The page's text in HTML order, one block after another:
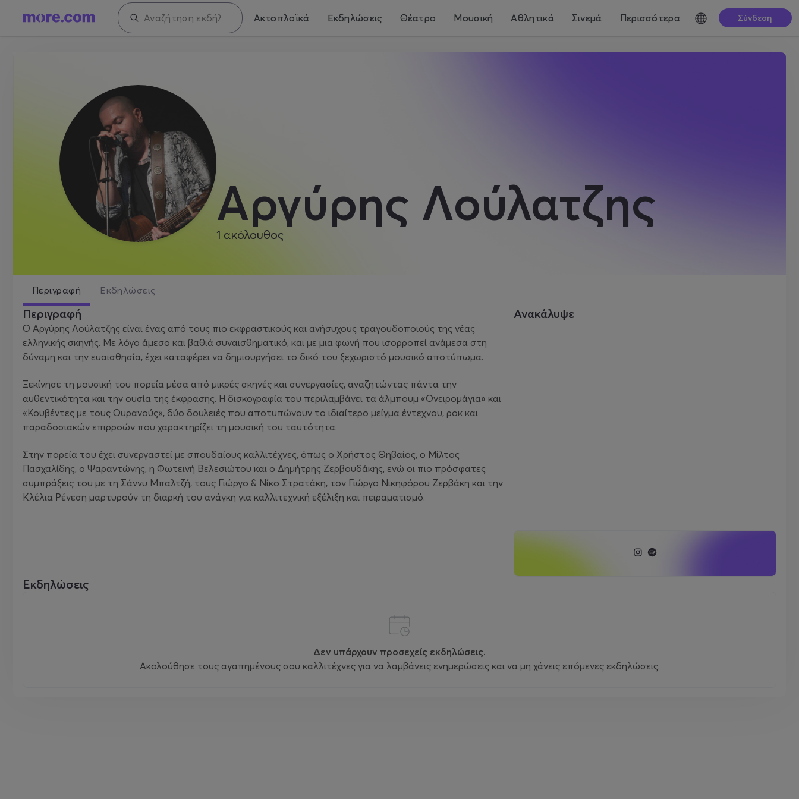
Ακτοπλοϊκά Εκδηλώσεις Θέατρο Μουσική Αθλητικά Σινεμά Περισσότερα Σύνδεση
Αργύρης Λούλατζης
1 ακόλουθος
Περιγραφή Εκδηλώσεις
Περιγραφή
Ο Αργύρης Λούλατζης είναι ένας από τους πιο εκφραστικούς και ανήσυχους τραγουδοποιούς της νέας
ελληνικής σκηνής. Με λόγο άμεσο και βαθιά συναισθηματικό, και με μια φωνή που ισορροπεί ανάμεσα στη
δύναμη και την ευαισθησία, έχει καταφέρει να δημιουργήσει το δικό του ξεχωριστό μουσικό αποτύπωμα.
Ξεκίνησε τη μουσική του πορεία μέσα από μικρές σκηνές και συνεργασίες, αναζητώντας πάντα την
αυθεντικότητα και την ουσία της έκφρασης. Η δισκογραφία του περιλαμβάνει τα άλμπουμ «Ονειρομάγια» και
«Κουβέντες με τους Ουρανούς», δύο δουλειές που αποτυπώνουν το ιδιαίτερο μείγμα έντεχνου, ροκ και
παραδοσιακών επιρροών που χαρακτηρίζει τη μουσική του ταυτότητα.
Στην πορεία του έχει συνεργαστεί με σπουδαίους καλλιτέχνες, όπως ο Χρήστος Θηβαίος, ο Μίλτος
Πασχαλίδης, ο Ψαραντώνης, η Φωτεινή Βελεσιώτου και ο Δημήτρης Ζερβουδάκης, ενώ οι πιο πρόσφατες
συμπράξεις του με τη Σάννυ Μπαλτζή, τους Γιώργο & Νίκο Στρατάκη, τον Γιώργο Νικηφόρου Ζερβάκη και την
Κλέλια Ρένεση μαρτυρούν τη διαρκή του ανάγκη για καλλιτεχνική εξέλιξη και πειραματισμό.
Ανακάλυψε
Εκδηλώσεις
Δεν υπάρχουν προσεχείς εκδηλώσεις.
Ακολούθησε τους αγαπημένους σου καλλιτέχνες για να λαμβάνεις ενημερώσεις και να μη χάνεις επόμενες εκδηλώσεις.